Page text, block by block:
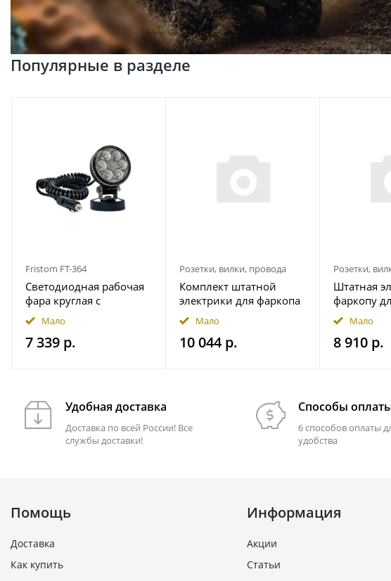
Популярные в разделе
Fristom FT-364
Светодиодная рабочая
фара круглая с
широким световым
потоком мощность
2500 лм на магнитном
Мало
7 339 р.
Розетки, вилки, провода
Комплект штатной
электрики для фаркопа
7-pin JAC T9 2024- с
блоком 7.1 в
герметичном чехле
Мало
10 044 р.
Розетки,
Штатная
фаркопу
Cruiser
7-pin
Мало
8 910 р.
Удобная доставка
Доставка по всей России! Все
службы доставки!
Способы
6 способов оплаты
удобства
Помощь
Доставка
Как купить
Информация
Акции
Статьи